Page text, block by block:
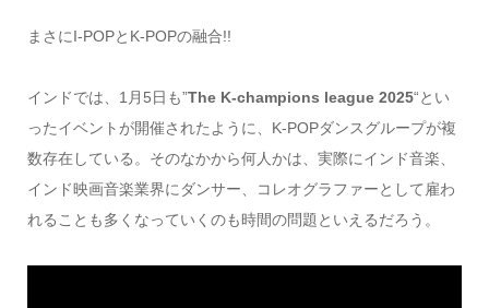
まさにI-POPとK-POPの融合!!
インドでは、1月5日も”The K-champions league 2025“とい
ったイベントが開催されたように、K-POPダンスグループが複
数存在している。そのなかから何人かは、実際にインド音楽、
インド映画音楽業界にダンサー、コレオグラファーとして雇わ
れることも多くなっていくのも時間の問題といえるだろう。